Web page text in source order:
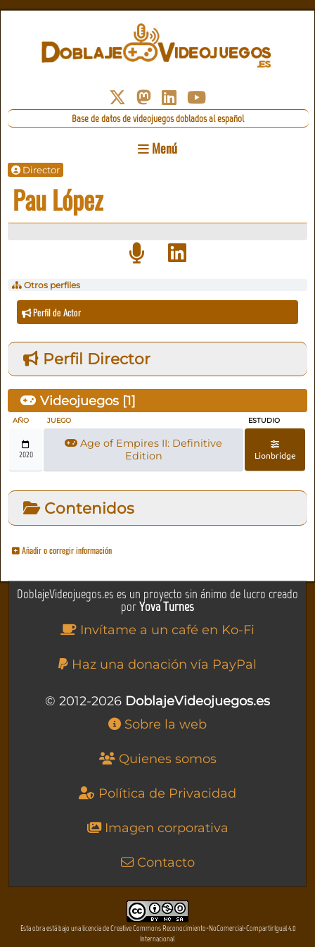
Base de datos de videojuegos doblados al español
Menú
Director
Pau López
Otros perfiles
Perfil de Actor
Perfil Director
Videojuegos [1]
AÑO JUEGO ESTUDIO
2020
Age of Empires II: Definitive
Edition
Lionbridge
Contenidos
Añadir o corregir información
DoblajeVideojuegos.es es un proyecto sin ánimo de lucro creado
porYova Turnes
Invítame a un café en Ko-Fi
Haz una donación vía PayPal
© 2012-2026 DoblajeVideojuegos.es
Sobre la web
Quienes somos
Política de Privacidad
Imagen corporativa
Contacto
Esta obra está bajo una licencia de Creative Commons Reconocimiento-NoComercial-CompartirIgual 4.0
Internacional